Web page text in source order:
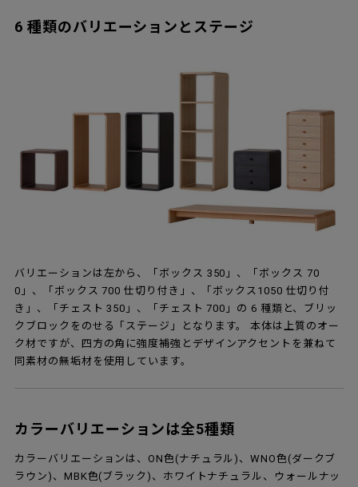
6 種類のバリエーションとステージ
バリエーションは左から、「ボックス 350」、「ボックス 70
0」、「ボックス 700 仕切り付き」、「ボックス1050 仕切り付
き」、「チェスト 350」、「チェスト 700」の 6 種類と、ブリッ
クブロックをのせる「ステージ」となります。 本体は上質のオー
ク材ですが、四方の角に強度補強とデザインアクセントを兼ねて
同素材の無垢材を使用しています。
カラーバリエーションは全5種類
カラーバリエーションは、ON色(ナチュラル)、WNO色(ダークブ
ラウン)、MBK色(ブラック)、ホワイトナチュラル、ウォールナッ